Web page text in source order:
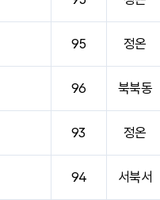
95 정온
96 북북동
93 정온
94 서북서